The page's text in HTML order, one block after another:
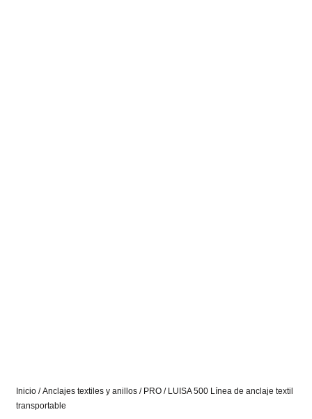
Inicio /Anclajes textiles y anillos / PRO / LUISA 500 Línea de anclaje textil
transportable